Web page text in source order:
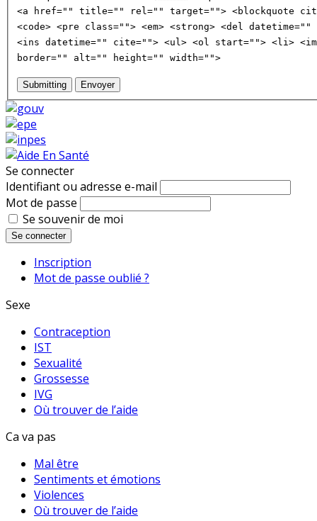
<a href="" title="" rel="" target=""> <blockquote
<code> <pre class=""> <em> <strong> <del
<ins datetime="" cite=""> <ul> <ol start=""> <li>
border="" alt="" height="" width="">
Submitting Envoyer
Se connecter
Identifiant ou adresse e-mail
Mot de passe
Se souvenir de moi
Se connecter
Inscription
Mot de passe oublié ?
Sexe
Contraception
IST
Sexualité
Grossesse
IVG
Où trouver de l’aide
Ca va pas
Mal être
Sentiments et émotions
Violences
Où trouver de l’aide